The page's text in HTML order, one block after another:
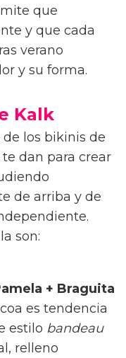
que
y que cada
verano
y su forma.
Kalk
los bikinis de
dan para crear
de arriba y de
son:
+ Braguita
es tendencia
estilo bandeau
relleno